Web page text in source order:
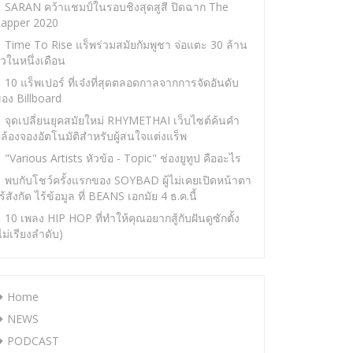
SARAN คว้าแชมป์ในรอบชิงสุดสูสี ปิดฉาก The
2020
Time To Rise แร็พร่วมสมัยกัมพูชา จ่อแตะ 30 ล้าน
ในหนึ่งเดือน
10 แร็พเปอร์ ที่เจ๋งที่สุดตลอดกาลจากการจัดอันดับ
ง Billboard
จุดเปลี่ยนยุคสมัยใหม่ RHYMETHAI เว็บไซต์ค้นคำ
องจองอัตโนมัติสำหรับผู้สนใจแต่งแร็พ
"Various Artists หัวข้อ - Topic" ช่องยูทูป คืออะไร
พบกับโชว์ครั้งแรกของ SOYBAD ผู้ไม่เคยเปิดหน้าตา
สังกัด ไร้ข้อมูล ที่ BEANS เอกมัย 4 ธ.ค.นี้
10 เพลง HIP HOP ที่ทำให้คุณอยากสู้กับฝันดูซักตั้ง
ม่เรียงลำดับ)
Home
NEWS
PODCAST